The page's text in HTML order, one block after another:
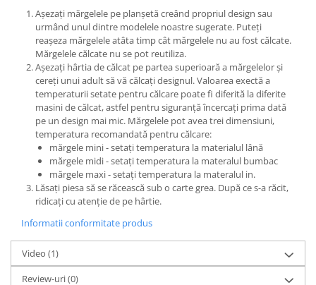
Secventialitate
Sortare si numarare
Stiinte
Mărgele de călcat HAMA
Hama Maxi Sticks
Margele HAMA MAXI
Mărgele HAMA MIDI
Mărgele HAMA MINI
Perceperea timpului - TimeTimer
Stimulare senzoriala
Stimulare auditiva
Stimulare olfactivă
Stimulare tactila
Stimulare vizuala
Terapie de integrare senzorială
Așezați mărgelele pe planșetă creând propriul design sau
urmând unul dintre modelele noastre sugerate. Puteți
reașeza mărgelele atâta timp cât mărgelele nu au fost călcate.
Mărgelele călcate nu se pot reutiliza.
Așezați hârtia de călcat pe partea superioară a mărgelelor și
cereți unui adult să vă călcați designul. Valoarea exectă a
temperaturii setate pentru călcare poate fi diferită la diferite
masini de călcat, astfel pentru siguranță încercați prima dată
pe un design mai mic. Mărgelele pot avea trei dimensiuni,
temperatura recomandată pentru călcare:
mărgele mini - setați temperatura la materialul lână
mărgele midi - setați temperatura la materalul bumbac
mărgele maxi - setați temperatura la materalul in.
Lăsați piesa să se răcească sub o carte grea. După ce s-a răcit,
ridicați cu atenție de pe hârtie.
Informatii conformitate produs
Video (1)
Review-uri(0)